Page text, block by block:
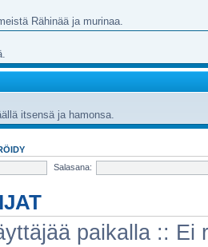
Rähinää ja murinaa.
itsensä ja hamonsa.
Salasana:
paikalla :: Ei